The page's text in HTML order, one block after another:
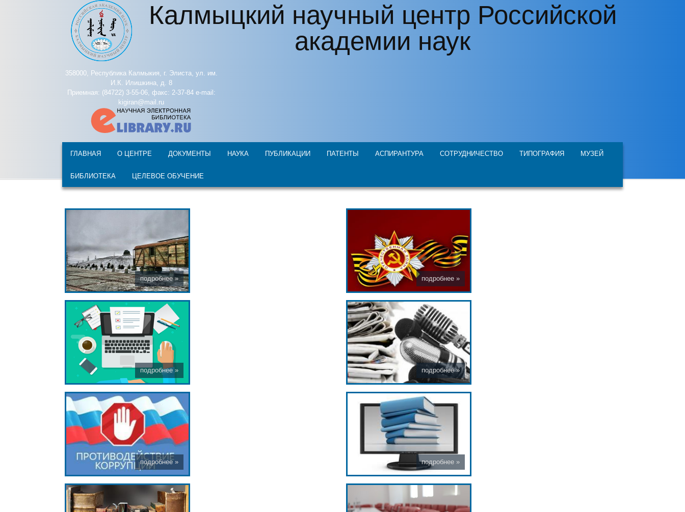
Перейти к основному содержанию Калмыцкий научный центр Российской
академии наук
358000, Республика Калмыкия, г. Элиста, ул. им.
И.К. Илишкина, д. 8
Приемная: (84722) 3-55-06, факс: 2-37-84 e-mail:
kigiran@mail.ru
ГЛАВНАЯ О ЦЕНТРЕ ДОКУМЕНТЫ НАУКА ПУБЛИКАЦИИ ПАТЕНТЫ АСПИРАНТУРА СОТРУДНИЧЕСТВО ТИПОГРАФИЯ МУЗЕЙ
БИБЛИОТЕКА ЦЕЛЕВОЕ ОБУЧЕНИЕ